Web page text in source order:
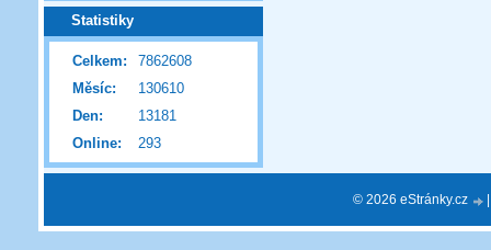
Statistiky
Online: 293
Celkem:
7862608
Měsíc:
130610
Den:
13181
© 2026 eStránky.cz